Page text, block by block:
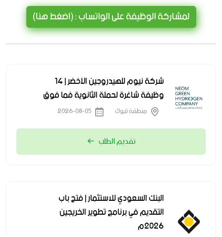
لمشاركة الوظيفة على الواتساب : (اضغط هنا)
شركة نيوم للهيدروجين الأخضر | 14
وظيفة شاغرة لحملة الثانوية فما فوق
منطقة تبوك
تقديم الطلب
البنك السعودي للاستثمار | فتح باب
التقديم في برنامج تطوير الخريجين
2026م